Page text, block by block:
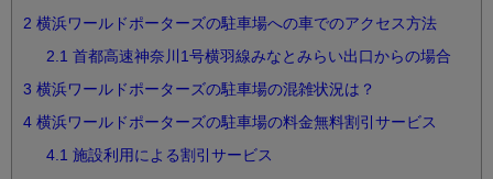
2 横浜ワールドポーターズの駐車場への車でのアクセス方法
2.1 首都高速神奈川1号横羽線みなとみらい出口からの場合
3 横浜ワールドポーターズの駐車場の混雑状況は？
4 横浜ワールドポーターズの駐車場の料金無料割引サービス
4.1 施設利用による割引サービス